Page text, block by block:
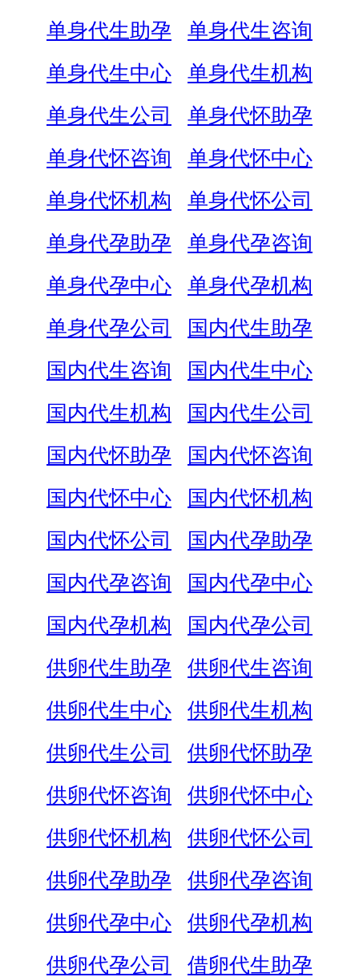
单身代生助孕
单身代生咨询
单身代生中心
单身代生机构
单身代生公司
单身代怀助孕
单身代怀咨询
单身代怀中心
单身代怀机构
单身代怀公司
单身代孕助孕
单身代孕咨询
单身代孕中心
单身代孕机构
单身代孕公司
国内代生助孕
国内代生咨询
国内代生中心
国内代生机构
国内代生公司
国内代怀助孕
国内代怀咨询
国内代怀中心
国内代怀机构
国内代怀公司
国内代孕助孕
国内代孕咨询
国内代孕中心
国内代孕机构
国内代孕公司
供卵代生助孕
供卵代生咨询
供卵代生中心
供卵代生机构
供卵代生公司
供卵代怀助孕
供卵代怀咨询
供卵代怀中心
供卵代怀机构
供卵代怀公司
供卵代孕助孕
供卵代孕咨询
供卵代孕中心
供卵代孕机构
供卵代孕公司
借卵代生助孕